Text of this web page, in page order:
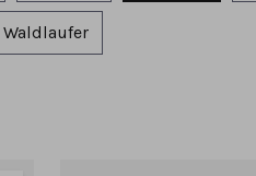
Waldlaufer